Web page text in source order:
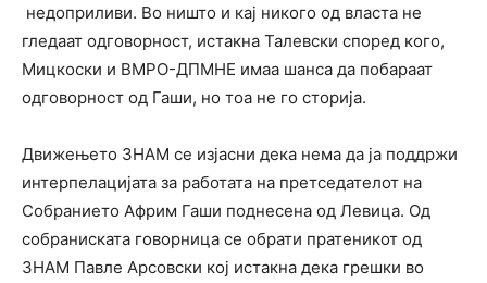
недоприливи. Во ништо и кај никого од власта не
гледаат одговорност, истакна Талевски според кого,
Мицкоски и ВМРО-ДПМНЕ имаа шанса да побараат
одговорност од Гаши, но тоа не го сторија.
Движењето ЗНАМ се изјасни дека нема да ја поддржи
интерпелацијата за работата на претседателот на
Собранието Африм Гаши поднесена од Левица. Од
собраниската говорница се обрати пратеникот од
ЗНАМ Павле Арсовски кој истакна дека грешки во